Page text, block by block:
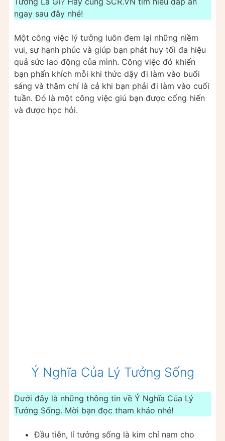
ngay sau đây nhé!
Một công việc lý tưởng luôn đem lại những niềm
vui, sự hạnh phúc và giúp bạn phát huy tối đa hiệu
quả sức lao động của mình. Công việc đó khiến
bạn phấn khích mỗi khi thức dậy đi làm vào buổi
sáng và thậm chí là cả khi bạn phải đi làm vào cuối
tuần. Đó là một công việc giú bạn được cống hiến
và được học hỏi.
Ý Nghĩa Của Lý Tưởng Sống
Dưới đây là những thông tin về Ý Nghĩa Của Lý
Tưởng Sống. Mời bạn đọc tham khảo nhé!
Đầu tiên, lí tưởng sống là kim chỉ nam cho